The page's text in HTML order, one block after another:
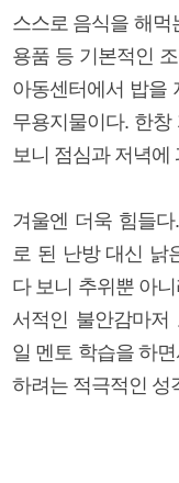
스스로 음식을 해먹
용품 등 기본적인
아동센터에서 밥을
무용지물이다. 한
보니 점심과 저녁에
겨울엔 더욱 힘들
로 된 난방 대신 낡
다 보니 추위뿐 아
서적인 불안감마저
일 멘토 학습을 하
하려는 적극적인 성